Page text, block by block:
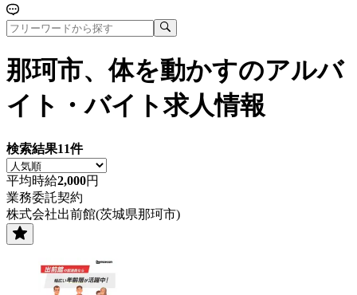
那珂市、体を動かすのアルバ
イト・バイト求人情報
検索結果11件
平均時給2,000円
業務委託契約
株式会社出前館(茨城県那珂市)